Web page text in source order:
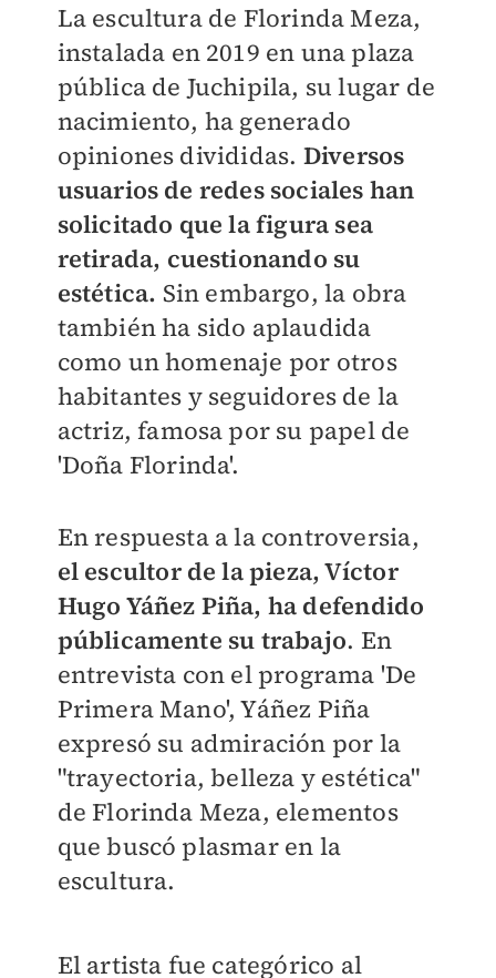
La escultura de Florinda Meza,
instalada en 2019 en una plaza
pública de Juchipila, su lugar de
nacimiento, ha generado
opiniones divididas. Diversos
usuarios de redes sociales han
solicitado que la figura sea
retirada, cuestionando su
estética. Sin embargo, la obra
también ha sido aplaudida
como un homenaje por otros
habitantes y seguidores de la
actriz, famosa por su papel de
'Doña Florinda'.
En respuesta a la controversia,
el escultor de la pieza, Víctor
Hugo Yáñez Piña, ha defendido
públicamente su trabajo. En
entrevista con el programa 'De
Primera Mano', Yáñez Piña
expresó su admiración por la
"trayectoria, belleza y estética"
de Florinda Meza, elementos
que buscó plasmar en la
escultura.
El artista fue categórico al